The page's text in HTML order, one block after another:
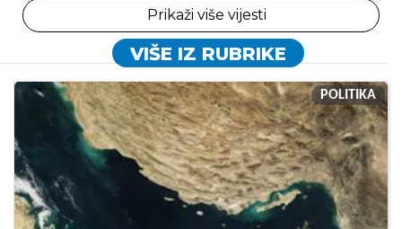
Prikaži više vijesti
VIŠE IZ RUBRIKE
POLITIKA